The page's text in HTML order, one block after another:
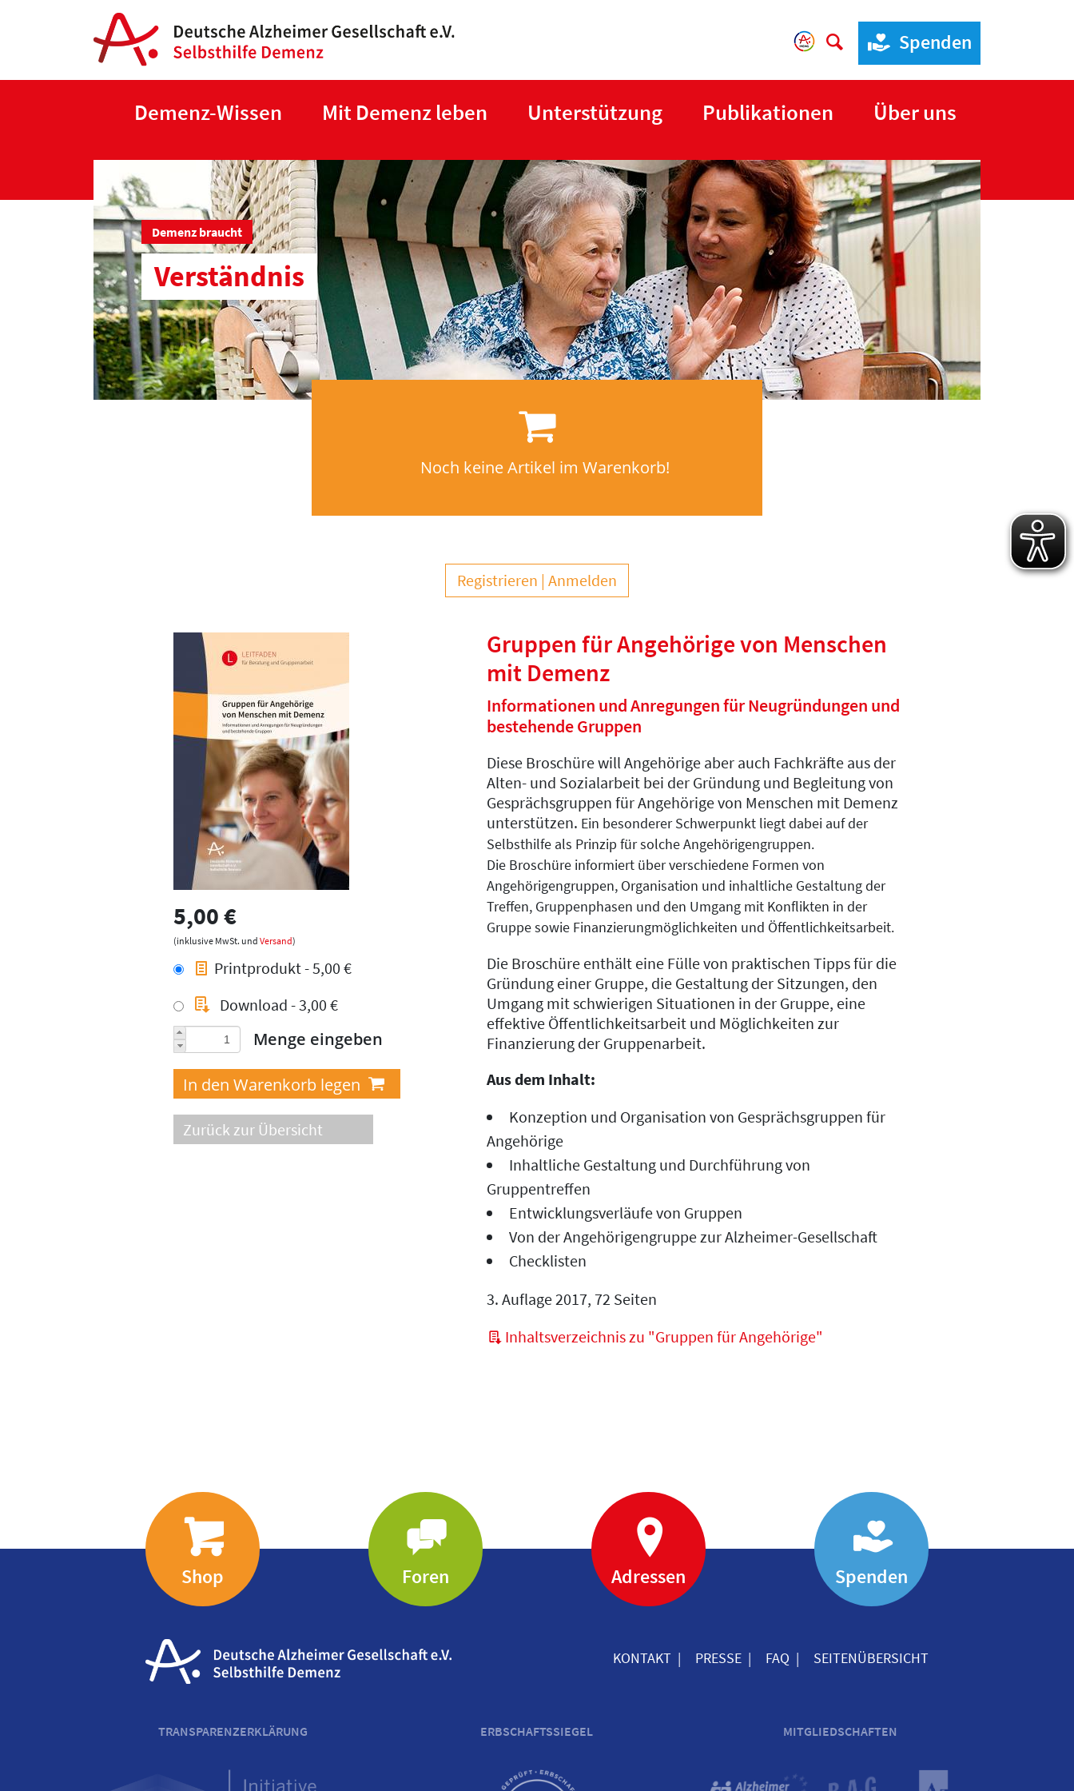
Spenden
Demenz-Wissen Mit Demenz leben Unterstützung Publikationen Über uns
Demenz braucht
Verständnis
Noch keine Artikel im Warenkorb!
Registrieren Anmelden
5,00 €
(inklusive MwSt. und Versand)
Printprodukt - 5,00 €
Download - 3,00 €
Menge eingeben
Zurück zur Übersicht
Gruppen für Angehörige von Menschen
mit Demenz
Informationen und Anregungen für Neugründungen und
bestehende Gruppen
Diese Broschüre will Angehörige aber auch Fachkräfte aus der
Alten- und Sozialarbeit bei der Gründung und Begleitung von
Gesprächsgruppen für Angehörige von Menschen mit Demenz
unterstützen. Ein besonderer Schwerpunkt liegt dabei auf der
Selbsthilfe als Prinzip für solche Angehörigengruppen.
Die Broschüre informiert über verschiedene Formen von
Angehörigengruppen, Organisation und inhaltliche Gestaltung der
Treffen, Gruppenphasen und den Umgang mit Konflikten in der
Gruppe sowie Finanzierungmöglichkeiten und Öffentlichkeitsarbeit.
Die Broschüre enthält eine Fülle von praktischen Tipps für die
Gründung einer Gruppe, die Gestaltung der Sitzungen, den
Umgang mit schwierigen Situationen in der Gruppe, eine
effektive Öffentlichkeitsarbeit und Möglichkeiten zur
Finanzierung der Gruppenarbeit.
Aus dem Inhalt:
Konzeption und Organisation von Gesprächsgruppen für
Angehörige
Inhaltliche Gestaltung und Durchführung von
Gruppentreffen
Entwicklungsverläufe von Gruppen
Von der Angehörigengruppe zur Alzheimer-Gesellschaft
Checklisten
3. Auflage 2017, 72 Seiten
Inhaltsverzeichnis zu "Gruppen für Angehörige"
Shop Foren Adressen Spenden
KONTAKT PRESSE FAQ SEITENÜBERSICHT
TRANSPARENZERKLÄRUNG ERBSCHAFTSSIEGEL MITGLIEDSCHAFTEN